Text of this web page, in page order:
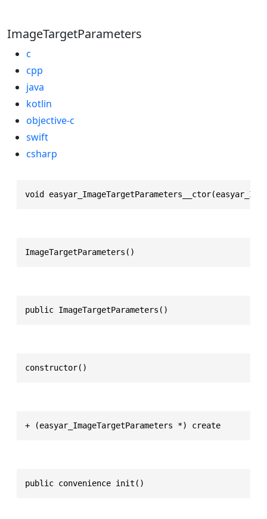
ImageTargetParameters
c
cpp
java
kotlin
objective-c
swift
csharp
void
ImageTargetParameters()
public ImageTargetParameters()
constructor()
+ (easyar_ImageTargetParameters *) create
public convenience init()